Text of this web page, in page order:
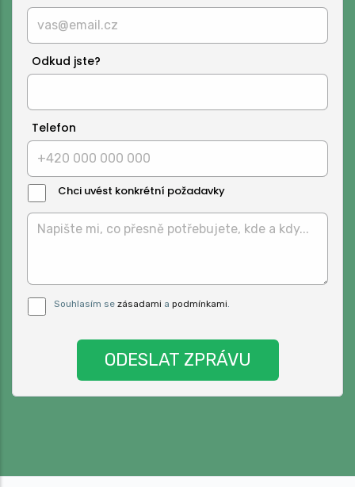
Odkud jste?
Telefon
Chci uvést konkrétní požadavky
Zprávy:
Pro odeslání musite odsouhlasit naše
podmínky.
Souhlasím se zásadami a podmínkami.